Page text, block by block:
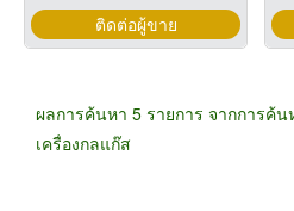
ติดต่อผู้ขาย
ผลการค้นหา 5 รายการ จากการค้
เครื่องกลแก๊ส